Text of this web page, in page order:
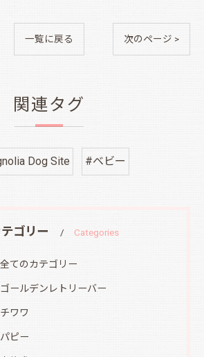
一覧に戻る 次のページ >
関連タグ
Dog Site #ベビー
ゴリー Categories
全てのカテゴリー
ゴールデンレトリーバー
チワワ
パピー